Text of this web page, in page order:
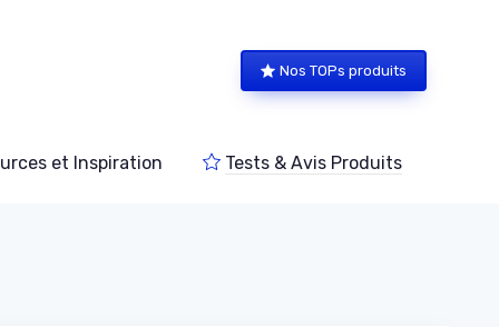
Nos TOPs produits
et Inspiration Tests & Avis Produits